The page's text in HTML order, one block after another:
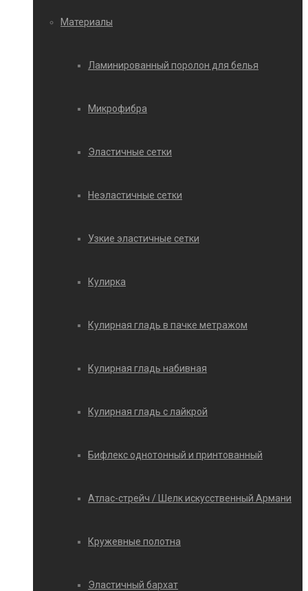
Материалы
Ламинированный поролон для белья
Микрофибра
Эластичные сетки
Неэластичные сетки
Узкие эластичные сетки
Кулирка
Кулирная гладь в пачке метражом
Кулирная гладь набивная
Кулирная гладь с лайкрой
Бифлекс однотонный и принтованный
Атлас-стрейч / Шелк искусственный Армани
Кружевные полотна
Эластичный бархат